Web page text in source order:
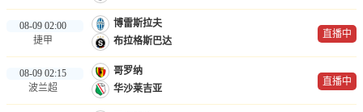
08-09 02:00
捷甲
博雷斯拉夫
布拉格斯巴达
直播中
08-09 02:15
波兰超
哥罗纳
华沙莱吉亚
直播中